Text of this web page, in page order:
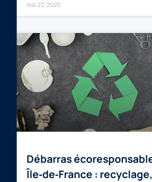
mai 22, 2025
Débarras
Île‑de‑France :